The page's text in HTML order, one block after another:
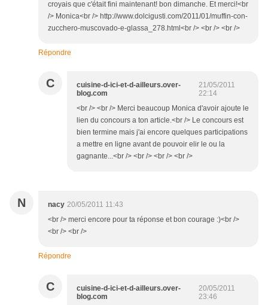
croyais que c'était fini maintenant! bon dimanche. Et merci!<br
/> Monica<br /> http://www.dolcigusti.com/2011/01/muffin-con-
zucchero-muscovado-e-glassa_278.html<br /> <br /> <br />
Répondre
C
cuisine-d-ici-et-d-ailleurs.over-
blog.com
21/05/2011
22:14
<br /> <br /> Merci beaucoup Monica d'avoir ajoute le
lien du concours a ton article.<br /> Le concours est
bien termine mais j'ai encore quelques participations
a mettre en ligne avant de pouvoir elir le ou la
gagnante...<br /> <br /> <br /> <br />
N nacy 20/05/2011 11:43
<br /> merci encore pour ta réponse et bon courage :)<br />
<br /> <br />
Répondre
C
cuisine-d-ici-et-d-ailleurs.over-
blog.com
20/05/2011
23:46